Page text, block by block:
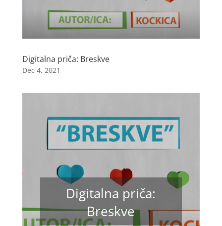
Digitalna priča: Breskve
Dec 4, 2021
Digitalna priča:
Breskve